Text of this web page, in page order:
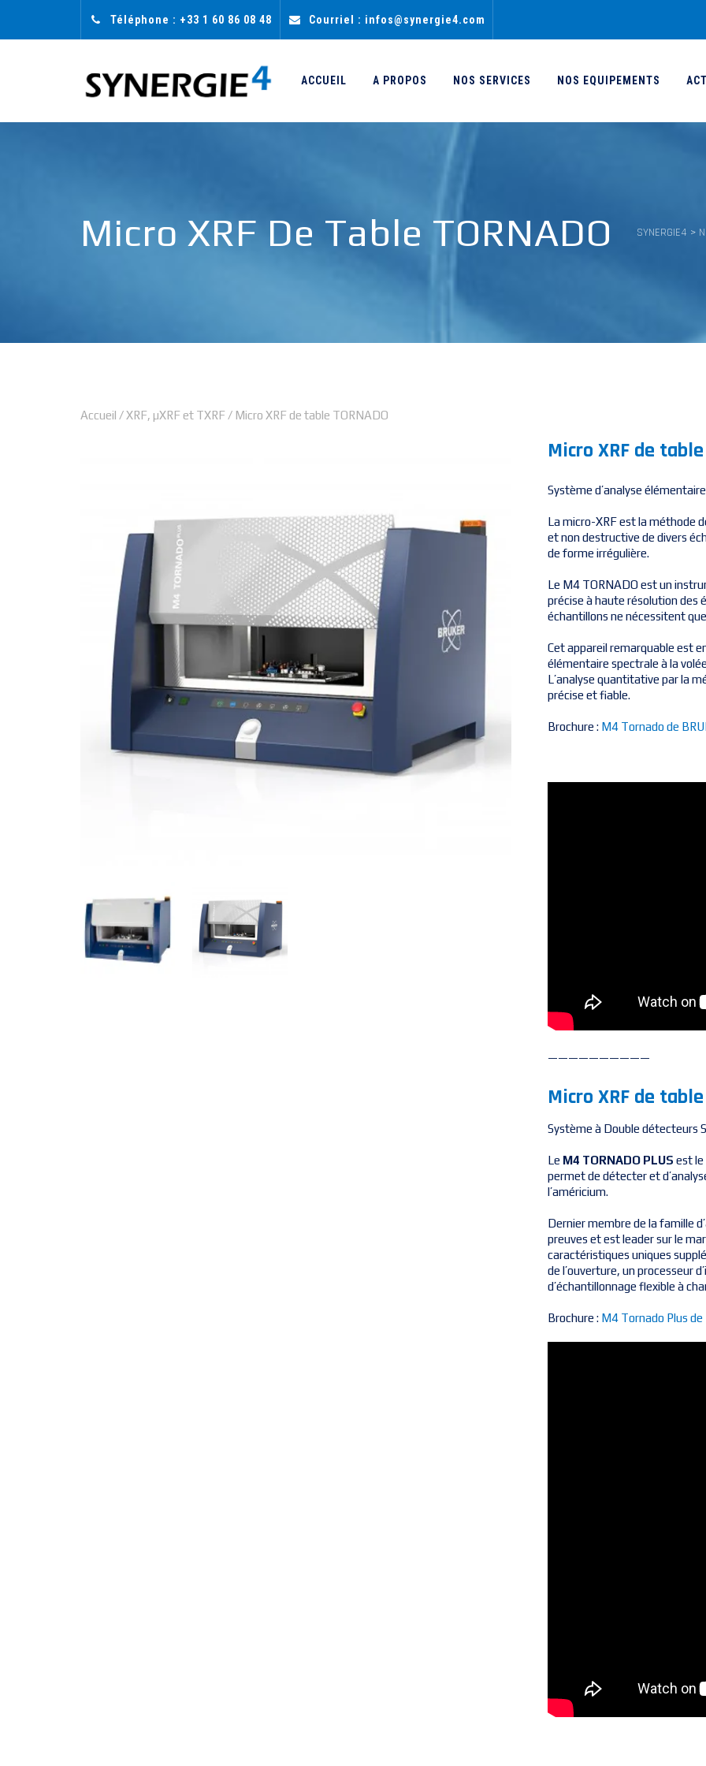
Téléphone : +33 1 60 86 08 48 Courriel : infos@synergie4.com
ACCUEIL A PROPOS NOS SERVICES NOS EQUIPEMENTS
Micro XRF De Table TORNADO SYNERGIE4 >
Accueil /XRF, µXRF et TXRF / Micro XRF de table TORNADO
Micro XRF de table
Système d’analyse
La micro-XRF est la méthode
et non destructive de divers
de forme irrégulière.
Le M4 TORNADO est un
précise à haute résolution des
échantillons ne nécessitent
Cet appareil remarquable est
élémentaire spectrale à la
L’analyse quantitative par la
précise et fiable.
Brochure : M4 Tornado de
——————————
Micro XRF de table
Système à Double détecteurs
Le M4 TORNADO PLUS est le
permet de détecter et
l’américium.
Dernier membre de la famille
preuves et est leader sur le
caractéristiques uniques
de l’ouverture, un processeur
d’échantillonnage flexible à
Brochure : M4 Tornado Plus de